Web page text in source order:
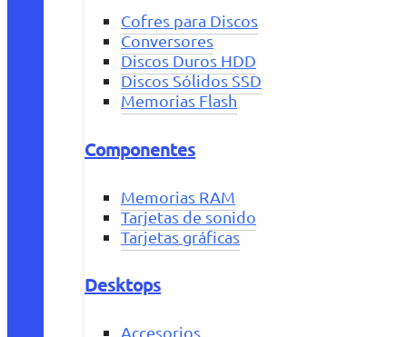
Cofres para Discos
Conversores
Discos Duros HDD
Discos Sólidos SSD
Memorias Flash
Componentes
Memorias RAM
Tarjetas de sonido
Tarjetas gráficas
Desktops
Accesorios